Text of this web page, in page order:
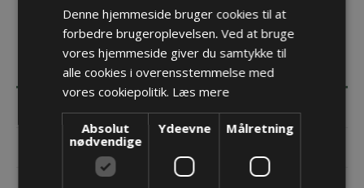
BESKRIVELSE
Denne hjemmeside bruger cookies til at
forbedre brugeroplevelsen. Ved at bruge
vores hjemmeside giver du samtykke til
alle cookies i overensstemmelse med
vores cookiepolitik. Læs mere
Absolut
nødvendige
Ydeevne Målretning